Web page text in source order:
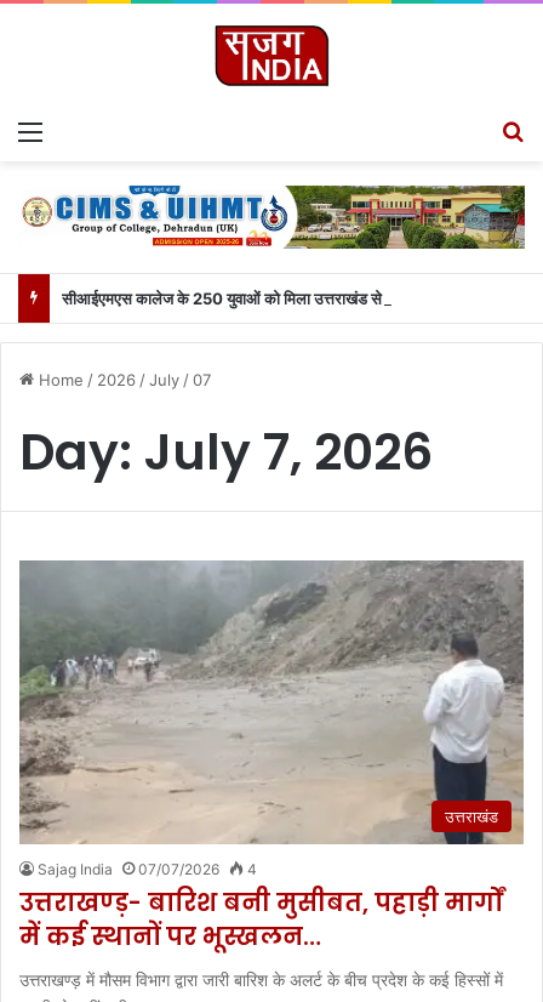
सीआईएमएस कालेज के 250 युवाओं को मिला उत्तराखंड से लाइव जुड़ने का मौका
Home / 2026 /July /07
Day: July 7, 2026
उत्तराखंड
Sajag India 07/07/2026 4
उत्तराखण्ड़- बारिश बनी मुसीबत, पहाड़ी मार्गों
में कई स्थानों पर भूस्खलन…
उत्तराखण्ड़ में मौसम विभाग द्वारा जारी बारिश के अलर्ट के बीच प्रदेश के कई हिस्सों में